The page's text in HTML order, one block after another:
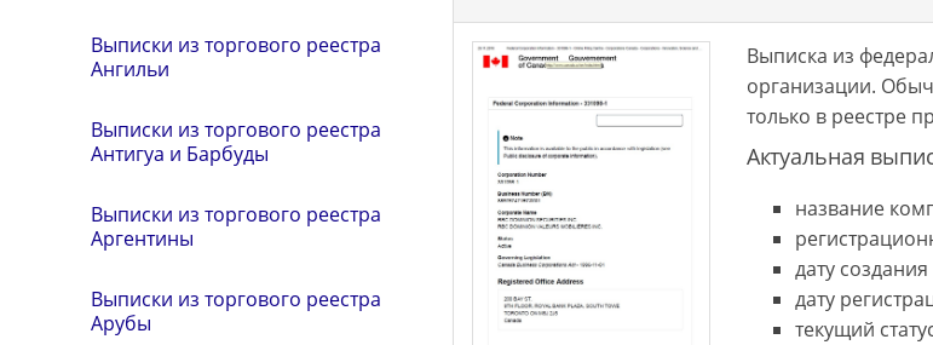
Выписки из торгового реестра
Ангильи
Выписки из торгового реестра
Антигуа и Барбуды
Выписки из торгового реестра
Аргентины
Выписки из торгового реестра
Арубы
Выписка из
организации.
только в реестре
Актуальная
название
дату создания
дату
текущий